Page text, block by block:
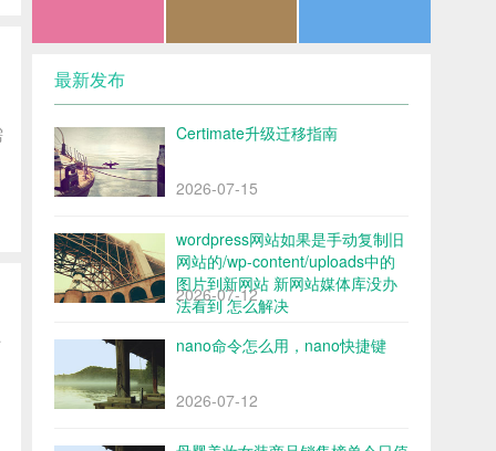
最新发布
Certimate升级迁移指南
2026-07-15
wordpress网站如果是手动复制旧
网站的/wp-content/uploads中的
图片到新网站 新网站媒体库没办
法看到 怎么解决
2026-07-12
nano命令怎么用，nano快捷键
2026-07-12